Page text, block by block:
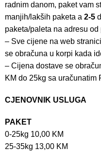
radnim danom, paket vam
manjih/lakših paketa a 2-5
paketa/paleta na adresu
– Sve cijene na web
se obračuna u korpi kada
– Cijena dostave se
KM do 25kg sa uračunatim
CJENOVNIK USLUGA
PAKET
0-25kg 10,00 KM
25-35kg 13,00 KM